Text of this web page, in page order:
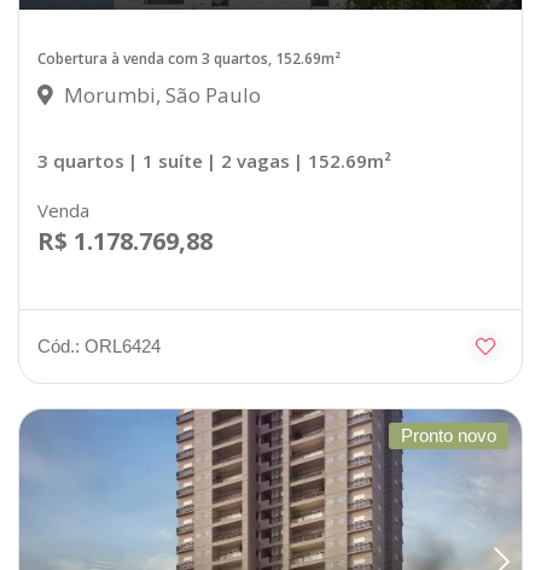
Cobertura à venda com 3 quartos, 152.69m²
Morumbi, São Paulo
3 quartos | 1 suíte | 2 vagas | 152.69m²
Venda
R$ 1.178.769,88
Cód.: ORL6424
Pronto novo